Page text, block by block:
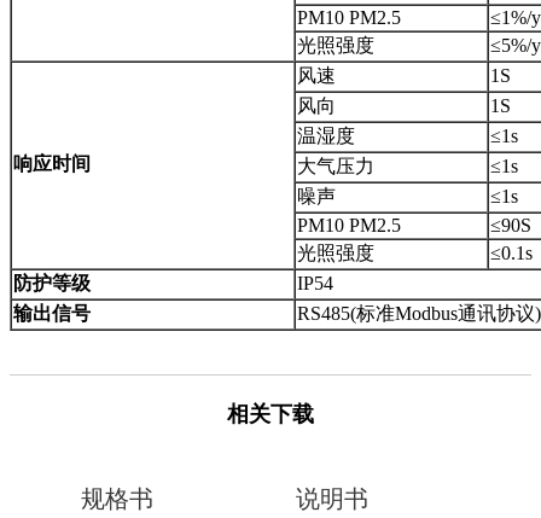
PM10 PM2.5
≤1%/y
光照强度
≤5%/y
响应时间
风速
1S
风向
1S
温湿度
≤1s
大气压力
≤1s
噪声
≤1s
PM10 PM2.5
≤90S
光照强度
≤0.1s
防护等级
IP54
输出信号
RS485(标准Modbus通讯协议)
相关下载
规格书 说明书